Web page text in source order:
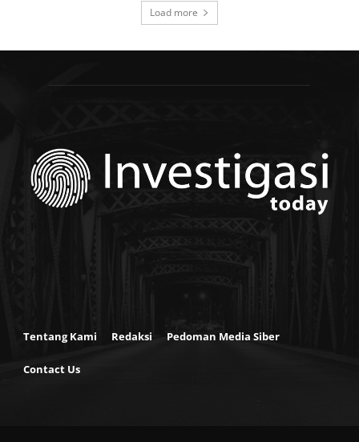
Load more
Tentang Kami Redaksi Pedoman Media Siber
Contact Us